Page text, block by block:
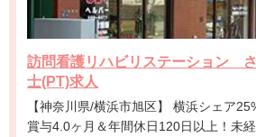
訪問看護リハビリステーション
士(PT)求人
【神奈川県/横浜市旭区】 横浜シェア25%の圧倒的安定基盤！
賞与4.0ヶ月＆年間休日120日以上！未